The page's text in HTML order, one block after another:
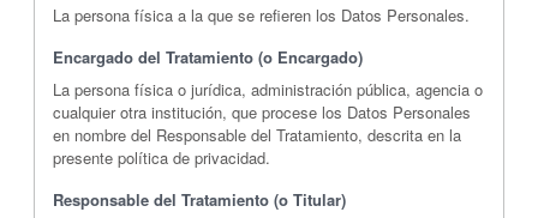
La persona física a la que se refieren los Datos Personales.
Encargado del Tratamiento (o Encargado)
La persona física o jurídica, administración pública, agencia o
cualquier otra institución, que procese los Datos Personales
en nombre del Responsable del Tratamiento, descrita en la
presente política de privacidad.
Responsable del Tratamiento (o Titular)